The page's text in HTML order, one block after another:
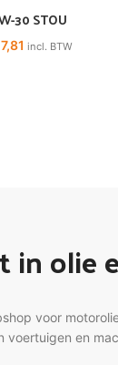
30 STOU
incl. BTW
in olie
voor
voertuigen en